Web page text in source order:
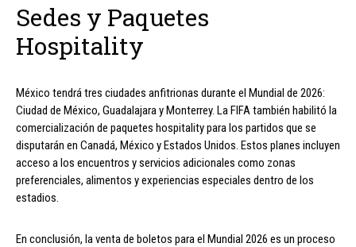
Sedes y Paquetes
Hospitality
México tendrá tres ciudades anfitrionas durante el Mundial de 2026:
Ciudad de México, Guadalajara y Monterrey. La FIFA también habilitó la
comercialización de paquetes hospitality para los partidos que se
disputarán en Canadá, México y Estados Unidos. Estos planes incluyen
acceso a los encuentros y servicios adicionales como zonas
preferenciales, alimentos y experiencias especiales dentro de los
estadios.
En conclusión, la venta de boletos para el Mundial 2026 es un proceso